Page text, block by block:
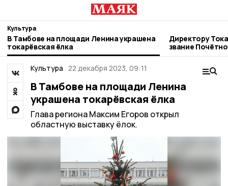
Культура
В Тамбове на площади Ленина украшена
токарёвская ёлка
Директору
звание
области
Культура 22 декабря 2023, 09:11
В Тамбове на площади Ленина
украшена токарёвская ёлка
Глава региона Максим Егоров открыл
областную выставку ёлок.